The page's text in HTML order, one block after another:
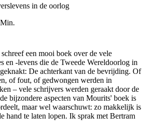
in de oorlog
een mooi boek over de vele
en -levens die de Tweede Wereldoorlog in
De achterkant van de bevrijding. Of
of fout, of gedwongen werden in
– vele schrijvers werden geraakt door de
bijzondere aspecten van Mourits' boek is
maar wel waarschuwt: zo makkelijk is
hand te laten lopen. Ik sprak met Bertram